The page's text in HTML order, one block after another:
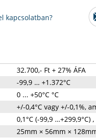
kapcsolatban?
32.700,- Ft + 27% ÁFA
-99,9 … +1.372°C
0 ... +50°C °C
+/-0,4°C vagy +/-0,1%,
0,1°C (-99,9 …+299,9°C)
25mm × 56mm ×